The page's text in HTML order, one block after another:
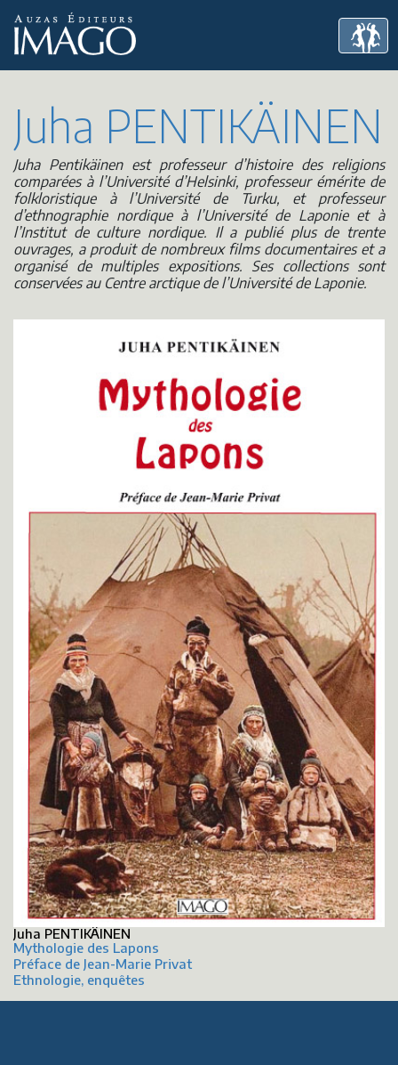
Juha PENTIKÄINEN
Juha Pentikäinen est professeur d’histoire des religions
comparées à l’Université d’Helsinki, professeur émérite de
folkloristique à l’Université de Turku, et professeur
d’ethnographie nordique à l’Université de Laponie et à
l’Institut de culture nordique. Il a publié plus de trente
ouvrages, a produit de nombreux films documentaires et a
organisé de multiples expositions. Ses collections sont
conservées au Centre arctique de l’Université de Laponie.
Juha PENTIKÄINEN
Mythologie des Lapons
Préface de Jean-Marie Privat
Ethnologie, enquêtes